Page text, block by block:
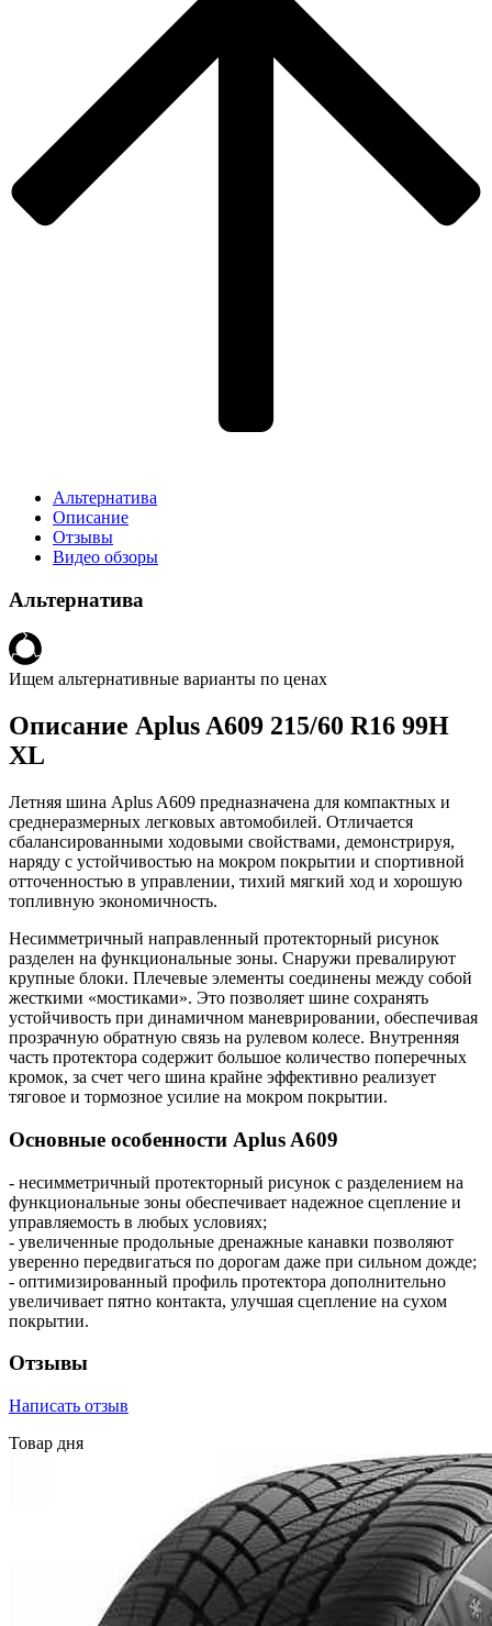
Альтернатива
Описание
Отзывы
Видео обзоры
Альтернатива
Ищем альтернативные варианты по ценах
Описание Aplus A609 215/60 R16 99H
XL
Летняя шина Aplus A609 предназначена для компактных и
среднеразмерных легковых автомобилей. Отличается
сбалансированными ходовыми свойствами, демонстрируя,
наряду с устойчивостью на мокром покрытии и спортивной
отточенностью в управлении, тихий мягкий ход и хорошую
топливную экономичность.
Несимметричный направленный протекторный рисунок
разделен на функциональные зоны. Снаружи превалируют
крупные блоки. Плечевые элементы соединены между собой
жесткими «мостиками». Это позволяет шине сохранять
устойчивость при динамичном маневрировании, обеспечивая
прозрачную обратную связь на рулевом колесе. Внутренняя
часть протектора содержит большое количество поперечных
кромок, за счет чего шина крайне эффективно реализует
тяговое и тормозное усилие на мокром покрытии.
Основные особенности Aplus A609
- несимметричный протекторный рисунок с разделением на
функциональные зоны обеспечивает надежное сцепление и
управляемость в любых условиях;
- увеличенные продольные дренажные канавки позволяют
уверенно передвигаться по дорогам даже при сильном дожде;
- оптимизированный профиль протектора дополнительно
увеличивает пятно контакта, улучшая сцепление на сухом
покрытии.
Отзывы
Написать отзыв
Товар дня